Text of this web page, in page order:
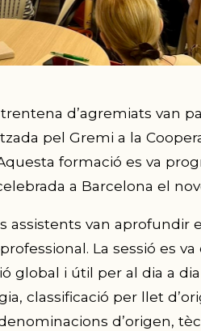
d’agremiats van
pel Gremi a la
formació es va
a Barcelona el
assistents van
La sessió es
global i útil per al dia a
classificació per llet
d’origen,